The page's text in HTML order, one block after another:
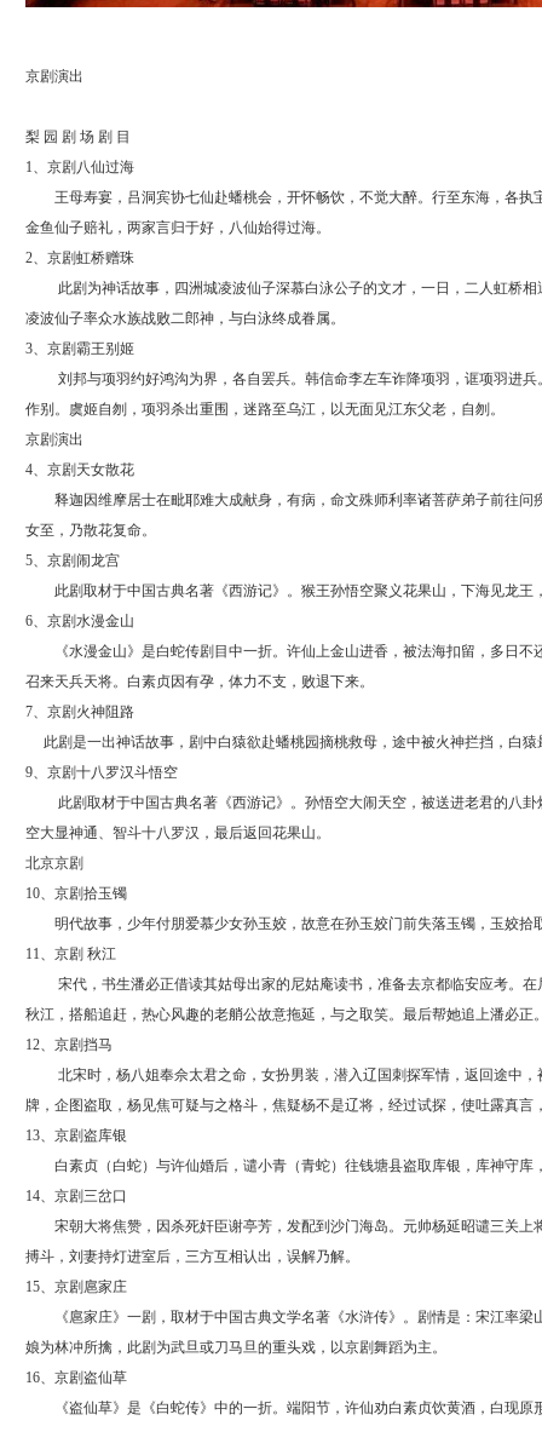
京剧演出
梨 园 剧 场 剧 目
1、京剧八仙过海
王母寿宴，吕洞宾协七仙赴蟠桃会，开怀畅饮，不觉大醉。行至东海，各执
金鱼仙子赔礼，两家言归于好，八仙始得过海。
2、京剧虹桥赠珠
此剧为神话故事，四洲城凌波仙子深慕白泳公子的文才，一日，二人虹桥相
凌波仙子率众水族战败二郎神，与白泳终成眷属。
3、京剧霸王别姬
刘邦与项羽约好鸿沟为界，各自罢兵。韩信命李左车诈降项羽，诓项羽进兵
作别。虞姬自刎，项羽杀出重围，迷路至乌江，以无面见江东父老，自刎。
京剧演出
4、京剧天女散花
释迦因维摩居士在毗耶难大成献身，有病，命文殊师利率诸菩萨弟子前往问
女至，乃散花复命。
5、京剧闹龙宫
此剧取材于中国古典名著《西游记》。猴王孙悟空聚义花果山，下海见龙王
6、京剧水漫金山
《水漫金山》是白蛇传剧目中一折。许仙上金山进香，被法海扣留，多日不
召来天兵天将。白素贞因有孕，体力不支，败退下来。
7、京剧火神阻路
此剧是一出神话故事，剧中白猿欲赴蟠桃园摘桃救母，途中被火神拦挡，白
9、京剧十八罗汉斗悟空
此剧取材于中国古典名著《西游记》。孙悟空大闹天空，被送进老君的八卦
空大显神通、智斗十八罗汉，最后返回花果山。
北京京剧
10、京剧拾玉镯
明代故事，少年付朋爱慕少女孙玉姣，故意在孙玉姣门前失落玉镯，玉姣拾
11、京剧 秋江
宋代，书生潘必正借读其姑母出家的尼姑庵读书，准备去京都临安应考。在
秋江，搭船追赶，热心风趣的老艄公故意拖延，与之取笑。最后帮她追上潘必
12、京剧挡马
北宋时，杨八姐奉佘太君之命，女扮男装，潜入辽国刺探军情，返回途中，
牌，企图盗取，杨见焦可疑与之格斗，焦疑杨不是辽将，经过试探，使吐露真
13、京剧盗库银
白素贞（白蛇）与许仙婚后，谴小青（青蛇）往钱塘县盗取库银，库神守库
14、京剧三岔口
宋朝大将焦赞，因杀死奸臣谢亭芳，发配到沙门海岛。元帅杨延昭谴三关上
搏斗，刘妻持灯进室后，三方互相认出，误解乃解。
15、京剧扈家庄
《扈家庄》一剧，取材于中国古典文学名著《水浒传》。剧情是：宋江率梁
娘为林冲所擒，此剧为武旦或刀马旦的重头戏，以京剧舞蹈为主。
16、京剧盗仙草
《盗仙草》是《白蛇传》中的一折。端阳节，许仙劝白素贞饮黄酒，白现原